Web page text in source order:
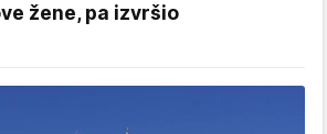
žene, pa izvršio